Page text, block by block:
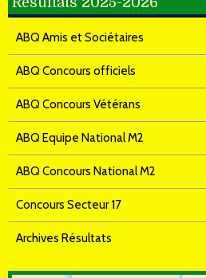
ABQ Amis et Sociétaires
ABQ Concours officiels
ABQ Concours Vétérans
ABQ Equipe National M2
ABQ Concours National M2
Concours Secteur 17
Archives Résultats